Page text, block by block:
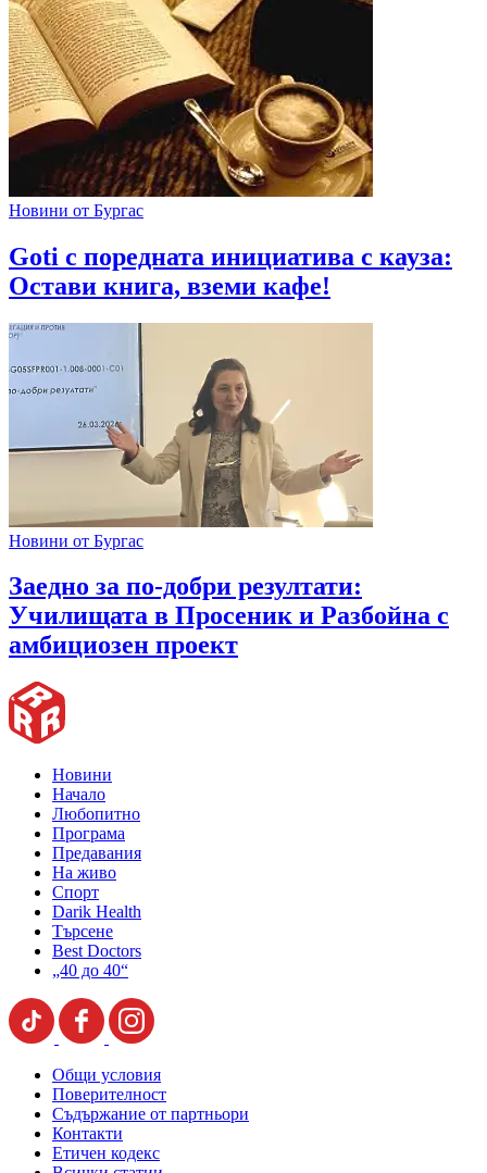
Новини от Бургас
Goti с поредната инициатива с кауза:
Остави книга, вземи кафе!
Новини от Бургас
Заедно за по-добри резултати:
Училищата в Просеник и Разбойна с
амбициозен проект
Новини
Начало
Любопитно
Програма
Предавания
На живо
Спорт
Darik Health
Търсене
Best Doctors
„40 до 40“
Общи условия
Поверителност
Съдържание от партньори
Контакти
Етичен кодекс